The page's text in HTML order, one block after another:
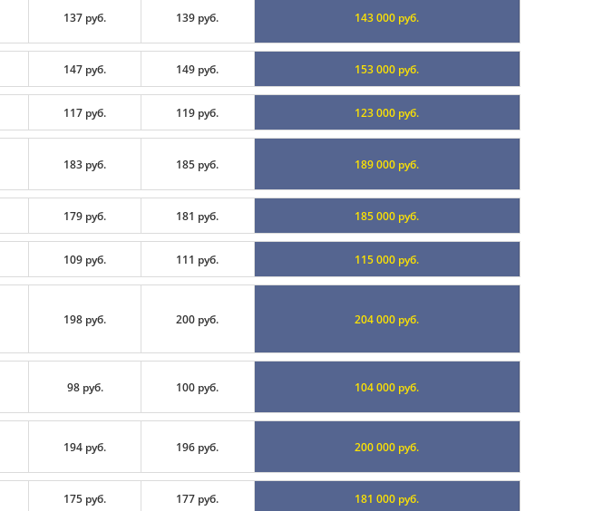
137 руб. 139 руб. 143 000 руб.
147 руб. 149 руб. 153 000 руб.
117 руб. 119 руб. 123 000 руб.
183 руб. 185 руб. 189 000 руб.
179 руб. 181 руб. 185 000 руб.
109 руб. 111 руб. 115 000 руб.
198 руб. 200 руб. 204 000 руб.
98 руб. 100 руб. 104 000 руб.
194 руб. 196 руб. 200 000 руб.
175 руб. 177 руб. 181 000 руб.